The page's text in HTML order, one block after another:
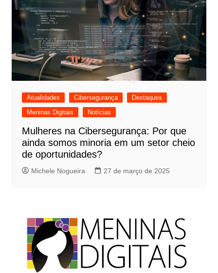
Atualidades Cibersegurança
Destaques
Meninas Digitais
Notícias
Mulheres na Cibersegurança: Por que
ainda somos minoria em um setor cheio
de oportunidades?
Michele Nogueira 27 de março de 2025